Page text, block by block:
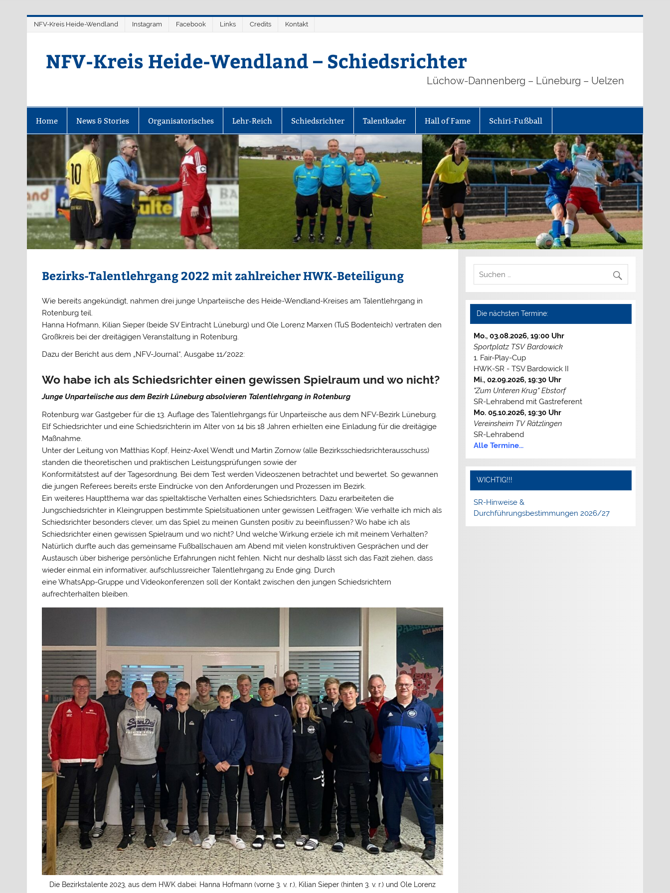
springen
NFV-Kreis Heide-Wendland Instagram Facebook Links Credits Kontakt
NFV-Kreis Heide-Wendland – Schiedsrichter
Lüchow-Dannenberg – Lüneburg – Uelzen
Home News & Stories Organisatorisches Lehr-Reich Schiedsrichter Talentkader Hall of Fame Schiri-Fußball
Bezirks-Talentlehrgang 2022 mit zahlreicher HWK-Beteiligung
Wie bereits angekündigt, nahmen drei junge Unparteiische des Heide-Wendland-Kreises am Talentlehrgang in
Rotenburg teil.
Hanna Hofmann, Kilian Sieper (beide SV Eintracht Lüneburg) und Ole Lorenz Marxen (TuS Bodenteich) vertraten den
Großkreis bei der dreitägigen Veranstaltung in Rotenburg.
Dazu der Bericht aus dem „NFV-Journal“, Ausgabe 11/2022:
Wo habe ich als Schiedsrichter einen gewissen Spielraum und wo nicht?
Junge Unparteiische aus dem Bezirk Lüneburg absolvieren Talentlehrgang in Rotenburg
Rotenburg war Gastgeber für die 13. Auflage des Talentlehrgangs für Unparteiische aus dem NFV-Bezirk Lüneburg.
Elf Schiedsrichter und eine Schiedsrichterin im Alter von 14 bis 18 Jahren erhielten eine Einladung für die dreitägige
Maßnahme.
Unter der Leitung von Matthias Kopf, Heinz-Axel Wendt und Martin Zornow (alle Bezirksschiedsrichterausschuss)
standen die theoretischen und praktischen Leistungsprüfungen sowie der
Konformitätstest auf der Tagesordnung. Bei dem Test werden Videoszenen betrachtet und bewertet. So gewannen
die jungen Referees bereits erste Eindrücke von den Anforderungen und Prozessen im Bezirk.
Ein weiteres Hauptthema war das spieltaktische Verhalten eines Schiedsrichters. Dazu erarbeiteten die
Jungschiedsrichter in Kleingruppen bestimmte Spielsituationen unter gewissen Leitfragen: Wie verhalte ich mich als
Schiedsrichter besonders clever, um das Spiel zu meinen Gunsten positiv zu beeinflussen? Wo habe ich als
Schiedsrichter einen gewissen Spielraum und wo nicht? Und welche Wirkung erziele ich mit meinem Verhalten?
Natürlich durfte auch das gemeinsame Fußballschauen am Abend mit vielen konstruktiven Gesprächen und der
Austausch über bisherige persönliche Erfahrungen nicht fehlen. Nicht nur deshalb lässt sich das Fazit ziehen, dass
wieder einmal ein informativer, aufschlussreicher Talentlehrgang zu Ende ging. Durch
eine WhatsApp-Gruppe und Videokonferenzen soll der Kontakt zwischen den jungen Schiedsrichtern
aufrechterhalten bleiben.
Die Bezirkstalente 2023, aus dem HWK dabei: Hanna Hofmann (vorne 3. v. r.), Kilian Sieper (hinten 3. v. r.) und Ole Lorenz
Die nächsten Termine:
Mo., 03.08.2026, 19:00 Uhr
Sportplatz TSV Bardowick
1. Fair-Play-Cup
HWK-SR - TSV Bardowick II
Mi., 02.09.2026, 19:30 Uhr
"Zum Unteren Krug" Ebstorf
SR-Lehrabend mit Gastreferent
Mo. 05.10.2026, 19:30 Uhr
Vereinsheim TV Rätzlingen
SR-Lehrabend
Alle Termine...
WICHTIG!!!
SR-Hinweise &
Durchführungsbestimmungen 2026/27